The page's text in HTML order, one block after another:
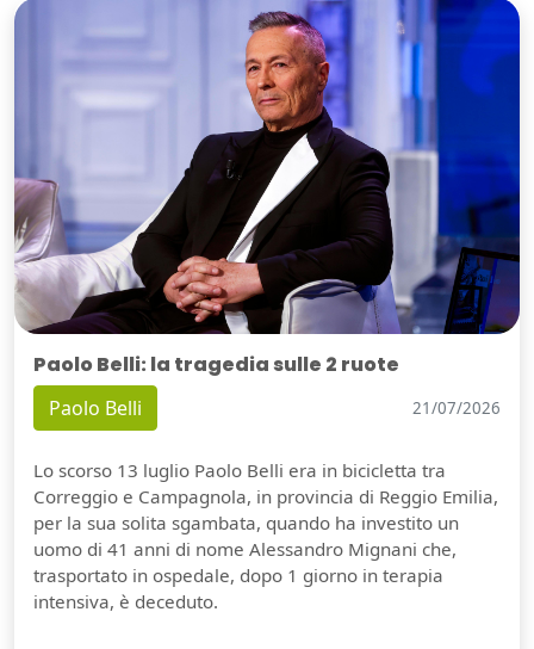
Paolo Belli: la tragedia sulle 2 ruote
Paolo Belli 21/07/2026
Lo scorso 13 luglio Paolo Belli era in bicicletta tra
Correggio e Campagnola, in provincia di Reggio Emilia,
per la sua solita sgambata, quando ha investito un
uomo di 41 anni di nome Alessandro Mignani che,
trasportato in ospedale, dopo 1 giorno in terapia
intensiva, è deceduto.